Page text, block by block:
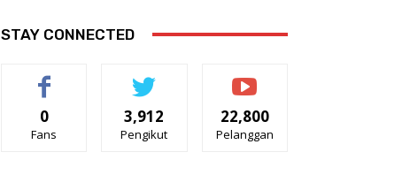
STAY CONNECTED
0
Fans
3,912
Pengikut
22,800
Pelanggan